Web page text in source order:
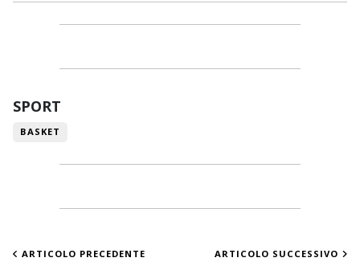
SPORT
BASKET
ARTICOLO PRECEDENTE ARTICOLO SUCCESSIVO